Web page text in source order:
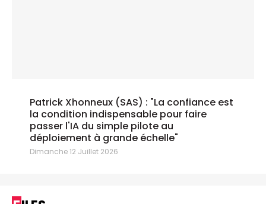
Patrick Xhonneux (SAS) : "La confiance est
la condition indispensable pour faire
passer l'IA du simple pilote au
déploiement à grande échelle"
Dimanche 12 Juillet 2026